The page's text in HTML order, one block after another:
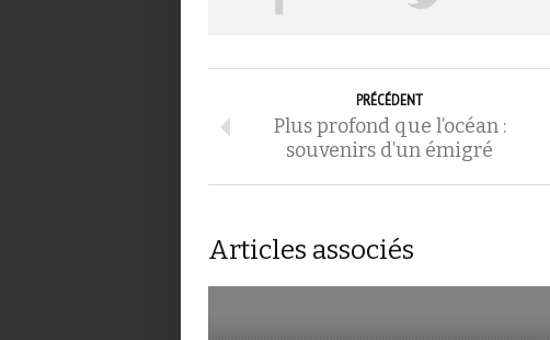
PRÉCÉDENT
Plus profond que l’océan :
souvenirs d’un émigré
Articles associés